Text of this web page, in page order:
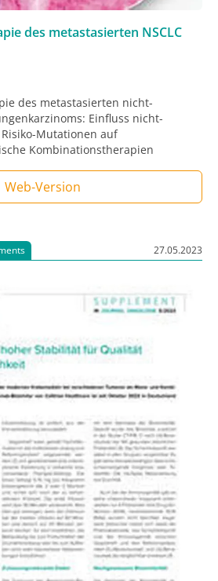
des metastasierten NSCLC
des metastasierten nicht-
Einfluss nicht-
Mutationen auf
Kombinationstherapien
Web-Version
27.05.2023